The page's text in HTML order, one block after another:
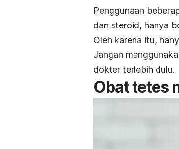
Penggunaan
dan steroid, hanya
Oleh karena itu,
Jangan
dokter terlebih dulu.
Obat tetes